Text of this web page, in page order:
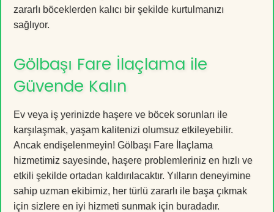
zararlı böceklerden kalıcı bir şekilde kurtulmanızı
sağlıyor.
Gölbaşı Fare İlaçlama ile
Güvende Kalın
Ev veya iş yerinizde haşere ve böcek sorunları ile
karşılaşmak, yaşam kalitenizi olumsuz etkileyebilir.
Ancak endişelenmeyin! Gölbaşı Fare İlaçlama
hizmetimiz sayesinde, haşere problemleriniz en hızlı ve
etkili şekilde ortadan kaldırılacaktır. Yılların deneyimine
sahip uzman ekibimiz, her türlü zararlı ile başa çıkmak
için sizlere en iyi hizmeti sunmak için buradadır.